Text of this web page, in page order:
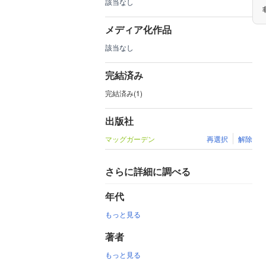
メディア化作品
該当なし
完結済み
完結済み(1)
出版社
マッグガーデン 再選択 解除
さらに詳細に調べる
年代
もっと見る
著者
もっと見る